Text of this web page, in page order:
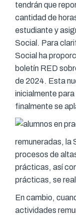
tendrán que
cantidad de
estudiante y
Social. Para
Social ha
boletín RED
de 2024. Esta
inicialmente
finalmente se
remuneradas, la
procesos de
prácticas, así
prácticas, se
En cambio,
actividades